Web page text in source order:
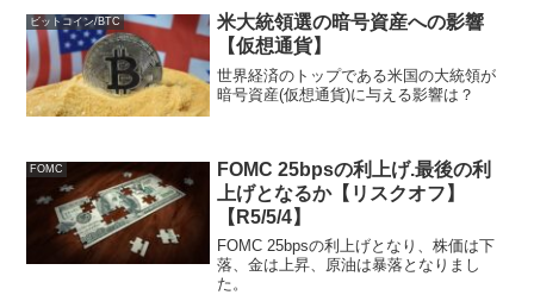
ビットコイン/BTC
米大統領選の暗号資産への影響
【仮想通貨】
世界経済のトップである米国の大統領が
暗号資産(仮想通貨)に与える影響は？
FOMC
FOMC 25bpsの利上げ.最後の利
上げとなるか【リスクオフ】
【R5/5/4】
FOMC 25bpsの利上げとなり、株価は下
落、金は上昇、原油は暴落となりまし
た。